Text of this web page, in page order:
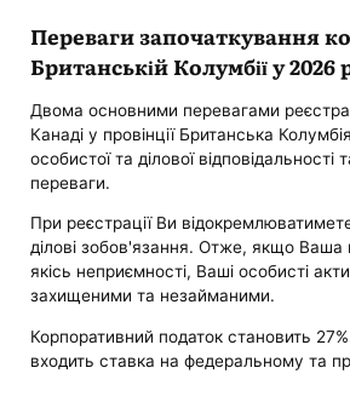
Переваги започаткування
Британській Колумбії у 2026
Двома основними перевагами
Канаді у провінції Британська
особистої та ділової відповідальності
переваги.
При реєстрації Ви
ділові зобов'язання. Отже, якщо Ваша
якісь неприємності, Ваші особисті
захищеними та незайманими.
Корпоративний податок становить
входить ставка на федеральному та